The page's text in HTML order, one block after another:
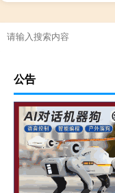
公告